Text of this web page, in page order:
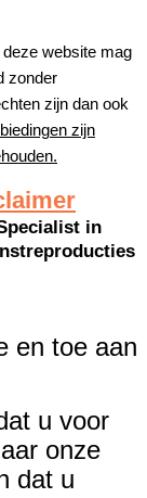
website mag
zonder
zijn dan ook
zijn
in
en toe aan
u voor
onze
dat u